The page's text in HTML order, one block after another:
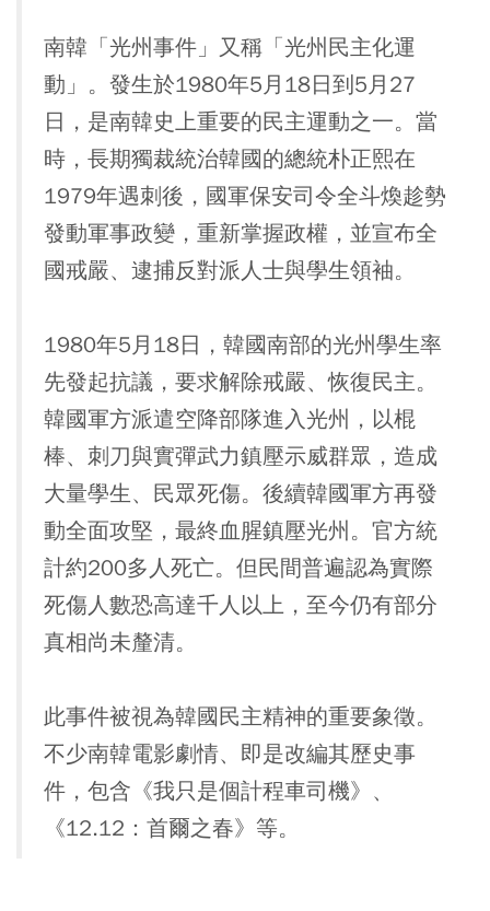
南韓「光州事件」又稱「光州民主化運
動」。發生於1980年5月18日到5月27
日，是南韓史上重要的民主運動之一。當
時，長期獨裁統治韓國的總統朴正熙在
1979年遇刺後，國軍保安司令全斗煥趁勢
發動軍事政變，重新掌握政權，並宣布全
國戒嚴、逮捕反對派人士與學生領袖。
1980年5月18日，韓國南部的光州學生率
先發起抗議，要求解除戒嚴、恢復民主。
韓國軍方派遣空降部隊進入光州，以棍
棒、刺刀與實彈武力鎮壓示威群眾，造成
大量學生、民眾死傷。後續韓國軍方再發
動全面攻堅，最終血腥鎮壓光州。官方統
計約200多人死亡。但民間普遍認為實際
死傷人數恐高達千人以上，至今仍有部分
真相尚未釐清。
此事件被視為韓國民主精神的重要象徵。
不少南韓電影劇情、即是改編其歷史事
件，包含《我只是個計程車司機》、
《12.12：首爾之春》等。